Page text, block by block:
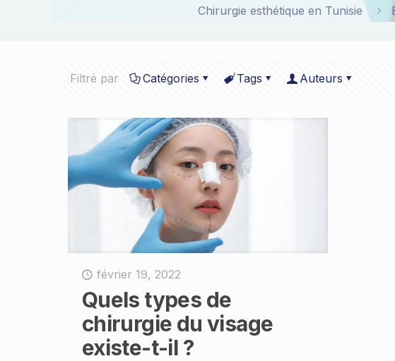
Chirurgie esthétique en Tunisie
Filtré par Catégories Tags Auteurs
février 19, 2022
Quels types de
chirurgie du visage
existe-t-il ?